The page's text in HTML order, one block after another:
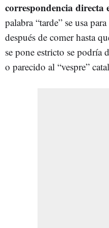
correspondencia directa
palabra “tarde” se usa
después de comer hasta
se pone estricto se podría
o parecido al “vespre”